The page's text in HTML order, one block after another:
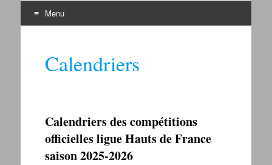
Menu
Calendriers
Calendriers des compétitions
officielles ligue Hauts de France
saison 2025-2026